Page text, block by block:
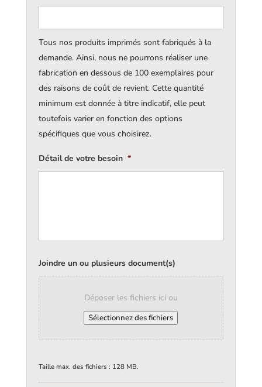
Tous nos produits imprimés sont fabriqués à la
demande. Ainsi, nous ne pourrons réaliser une
fabrication en dessous de 100 exemplaires pour
des raisons de coût de revient. Cette quantité
minimum est donnée à titre indicatif, elle peut
toutefois varier en fonction des options
spécifiques que vous choisirez.
Détail de votre besoin *
Joindre un ou plusieurs document(s)
Déposer les fichiers ici ou
Sélectionnez des fichiers
Taille max. des fichiers : 128 MB.